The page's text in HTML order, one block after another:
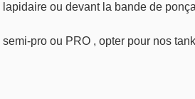
ou devant la bande de
pro ou PRO , opter pour nos